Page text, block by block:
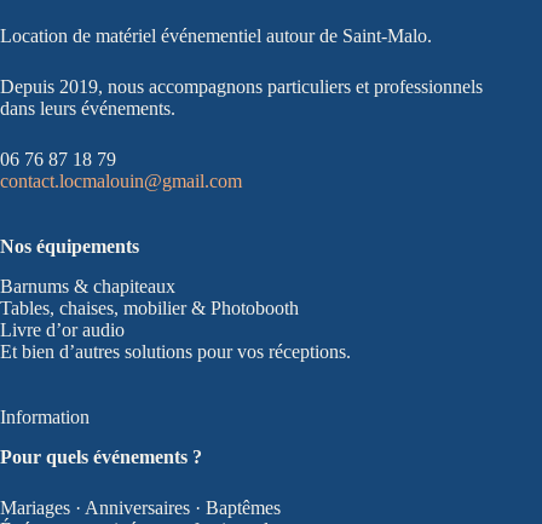
Location de matériel événementiel autour de Saint-Malo.
Depuis 2019, nous accompagnons particuliers et professionnels
dans leurs événements.
06 76 87 18 79
contact.locmalouin@gmail.com
Nos équipements
Barnums & chapiteaux
Tables, chaises, mobilier & Photobooth
Livre d’or audio
Et bien d’autres solutions pour vos réceptions.
Information
Pour quels événements ?
Mariages · Anniversaires · Baptêmes